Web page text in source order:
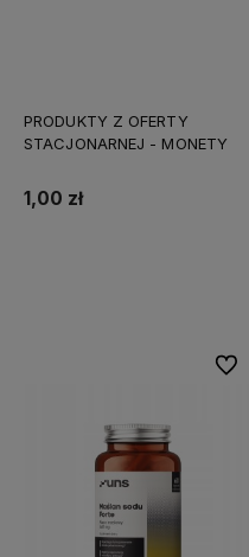
PRODUKTY Z OFERTY
STACJONARNEJ - MONETY
1,00 zł
Do